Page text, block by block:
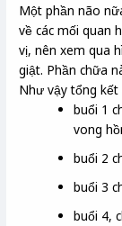
Một phần não
về các mối quan
vị, nên xem qua
giật. Phần chữa
Như vậy tổng kết
buổi 1
vong
buổi 2
buổi 3
buổi 4,